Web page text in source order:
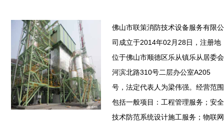
佛山市联策消防技术设备服务有限公
司成立于2014年02月28日，注册地
位于佛山市顺德区乐从镇乐从居委会
河滨北路310号二层办公室A205
号，法定代表人为梁伟强。经营范围
包括一般项目：工程管理服务；安全
技术防范系统设计施工服务；物联网